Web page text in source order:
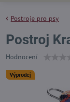
Výprodej
Postroje pro psy
Postroj
Hodnocení